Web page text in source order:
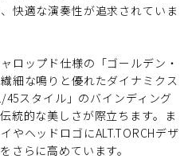
快適な演奏性が追求されていま
ロップド仕様の「ゴールデン・
細な鳴りと優れたダイナミクス
スタイル」のバインディング
統的な美しさが際立ちます。ま
やヘッドロゴにALT.TORCHデザ
さらに高めています。